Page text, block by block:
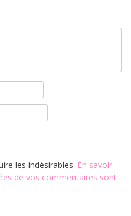
les indésirables. En savoir
de vos commentaires sont